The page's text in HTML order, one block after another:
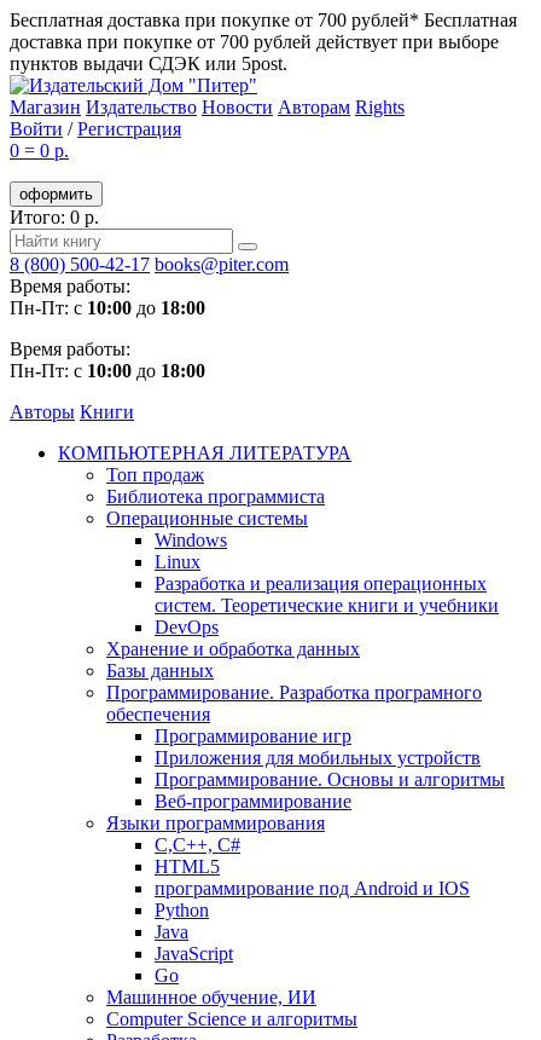
Бесплатная доставка при покупке от 700 рублей* Бесплатная
доставка при покупке от 700 рублей действует при выборе
пунктов выдачи СДЭК или 5post.
Магазин Издательство Новости Авторам Rights
Войти /Регистрация
0 = 0 р.
оформить
Итого: 0 р.
8 (800) 500-42-17 books@piter.com
Время работы:
Пн-Пт: с 10:00 до 18:00
Время работы:
Пн-Пт: с 10:00 до 18:00
Авторы Книги
КОМПЬЮТЕРНАЯ ЛИТЕРАТУРА
Топ продаж
Библиотека программиста
Операционные системы
Windows
Linux
Разработка и реализация операционных
систем. Теоретические книги и учебники
DevOps
Хранение и обработка данных
Базы данных
Программирование. Разработка програмного
обеспечения
Программирование игр
Приложения для мобильных устройств
Программирование. Основы и алгоритмы
Веб-программирование
Языки программирования
С,С++, С#
HTML5
программирование под Android и IOS
Python
Java
JavaScript
Go
Машинное обучение, ИИ
Computer Science и алгоритмы